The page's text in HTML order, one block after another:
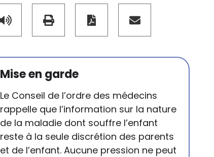
Mise en garde
Le Conseil de l’ordre des médecins
rappelle que l’information sur la nature
de la maladie dont souffre l’enfant
reste à la seule discrétion des parents
et de l’enfant. Aucune pression ne peut